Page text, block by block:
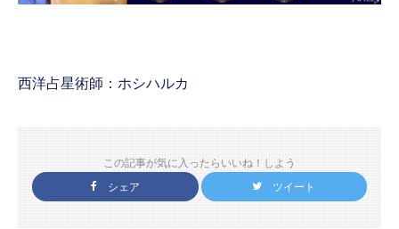
西洋占星術師：ホシハルカ
この記事が気に入ったらいいね！しよう
シェア
ツイート